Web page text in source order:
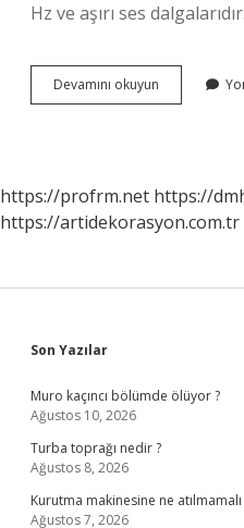
Hz ve aşırı ses
Devamını okuyun
Yüksek
https://profrm.net https://
https://artidekorasyon.com.tr
Sidebar
Son Yazılar
Muro kaçıncı bölümde ölüyor ?
Ağustos 10, 2026
Turba toprağı nedir ?
Ağustos 8, 2026
Kurutma makinesine ne atılmamalı
Ağustos 7, 2026